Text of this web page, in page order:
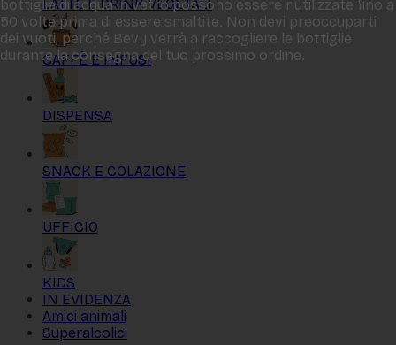
LATTE E DRINK VEGETALI
CAFFÈ E INFUSI
DISPENSA
SNACK E COLAZIONE
UFFICIO
KIDS
IN EVIDENZA
Amici animali
Superalcolici
bottiglie di acqua in vetro possono essere riutilizzate fino a
50 volte prima di essere smaltite. Non devi preoccuparti
dei vuoti, perché Bevy verrà a raccogliere le bottiglie
durante la consegna del tuo prossimo ordine.